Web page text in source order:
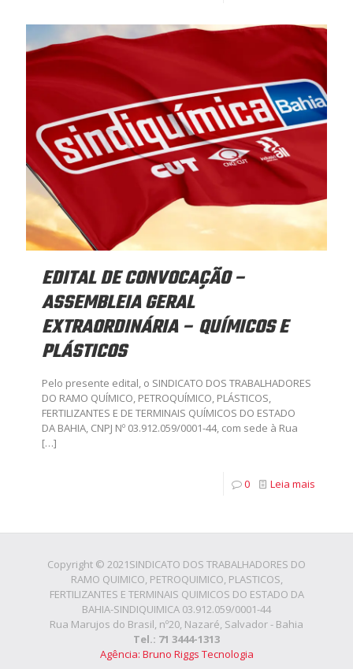
EDITAL DE CONVOCAÇÃO –
ASSEMBLEIA GERAL
EXTRAORDINÁRIA – QUÍMICOS E
PLÁSTICOS
Pelo presente edital, o SINDICATO DOS TRABALHADORES
DO RAMO QUÍMICO, PETROQUÍMICO, PLÁSTICOS,
FERTILIZANTES E DE TERMINAIS QUÍMICOS DO ESTADO
DA BAHIA, CNPJ Nº 03.912.059/0001-44, com sede à Rua
[…]
0 Leia mais
Copyright © 2021SINDICATO DOS TRABALHADORES DO
RAMO QUIMICO, PETROQUIMICO, PLASTICOS,
FERTILIZANTES E TERMINAIS QUIMICOS DO ESTADO DA
BAHIA-SINDIQUIMICA 03.912.059/0001-44
Rua Marujos do Brasil, nº20, Nazaré, Salvador - Bahia
Tel.: 71 3444-1313
Agência: Bruno Riggs Tecnologia